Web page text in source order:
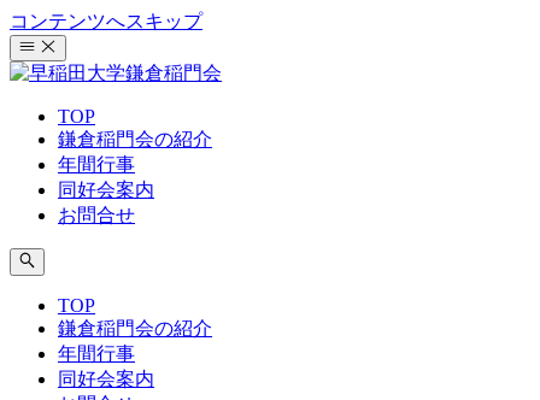
コンテンツへスキップ
TOP
鎌倉稲門会の紹介
年間行事
同好会案内
お問合せ
TOP
鎌倉稲門会の紹介
年間行事
同好会案内